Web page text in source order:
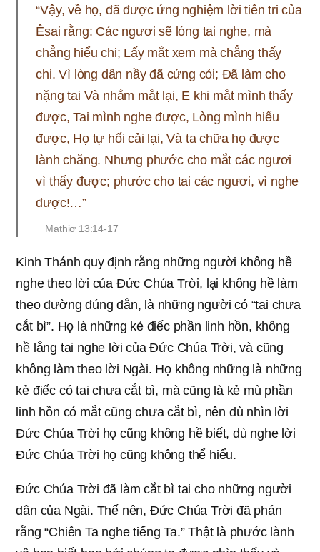
“Vậy, về họ, đã được ứng nghiệm lời tiên tri của
Êsai rằng: Các ngươi sẽ lóng tai nghe, mà
chẳng hiểu chi; Lấy mắt xem mà chẳng thấy
chi. Vì lòng dân nầy đã cứng cỏi; Đã làm cho
nặng tai Và nhắm mắt lại, E khi mắt mình thấy
được, Tai mình nghe được, Lòng mình hiểu
được, Họ tự hối cải lại, Và ta chữa họ được
lành chăng. Nhưng phước cho mắt các ngươi
vì thấy được; phước cho tai các ngươi, vì nghe
được!…”
Mathiơ 13:14-17
Kinh Thánh quy định rằng những người không hề
nghe theo lời của Đức Chúa Trời, lại không hề làm
theo đường đúng đắn, là những người có “tai chưa
cắt bì”. Họ là những kẻ điếc phần linh hồn, không
hề lắng tai nghe lời của Đức Chúa Trời, và cũng
không làm theo lời Ngài. Họ không những là những
kẻ điếc có tai chưa cắt bì, mà cũng là kẻ mù phần
linh hồn có mắt cũng chưa cắt bì, nên dù nhìn lời
Đức Chúa Trời họ cũng không hề biết, dù nghe lời
Đức Chúa Trời họ cũng không thể hiểu.
Đức Chúa Trời đã làm cắt bì tai cho những người
dân của Ngài. Thế nên, Đức Chúa Trời đã phán
rằng “Chiên Ta nghe tiếng Ta.” Thật là phước lành